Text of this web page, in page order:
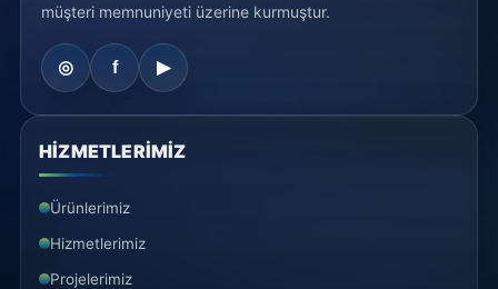
müşteri memnuniyeti üzerine kurmuştur.
HİZMETLERİMİZ
Ürünlerimiz
Hizmetlerimiz
Projelerimiz